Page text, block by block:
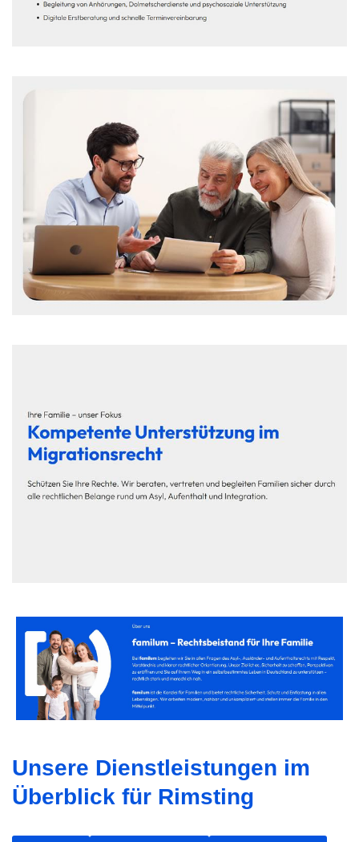
Unsere Dienstleistungen im
Überblick für Rimsting